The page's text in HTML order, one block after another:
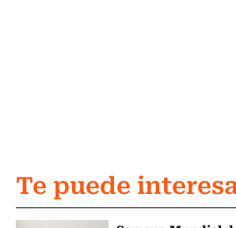
Te puede